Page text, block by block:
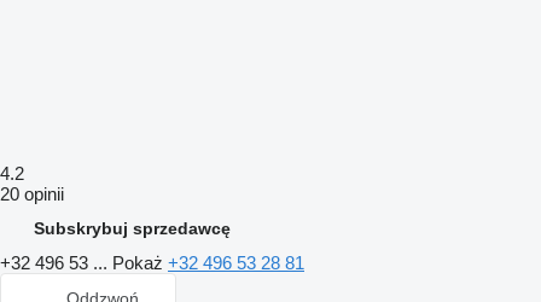
4.2
20 opinii
Subskrybuj sprzedawcę
+32 496 53 ... Pokaż +32 496 53 28 81